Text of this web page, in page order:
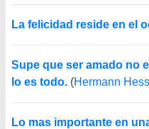
La felicidad reside en el
Supe que ser amado no
lo es todo. (Hermann
Lo mas importante en